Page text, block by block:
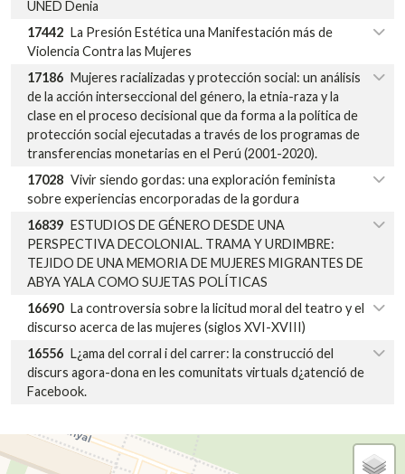
UNED Denia
17442 La Presión Estética una Manifestación más de
Violencia Contra las Mujeres
17186 Mujeres racializadas y protección social: un análisis
de la acción interseccional del género, la etnia-raza y la
clase en el proceso decisional que da forma a la política de
protección social ejecutadas a través de los programas de
transferencias monetarias en el Perú (2001-2020).
17028 Vivir siendo gordas: una exploración feminista
sobre experiencias encorporadas de la gordura
16839 ESTUDIOS DE GÉNERO DESDE UNA
PERSPECTIVA DECOLONIAL. TRAMA Y URDIMBRE:
TEJIDO DE UNA MEMORIA DE MUJERES MIGRANTES DE
ABYA YALA COMO SUJETAS POLÍTICAS
16690 La controversia sobre la licitud moral del teatro y el
discurso acerca de las mujeres (siglos XVI-XVIII)
16556 L¿ama del corral i del carrer: la construcció del
discurs agora-dona en les comunitats virtuals d¿atenció de
Facebook.